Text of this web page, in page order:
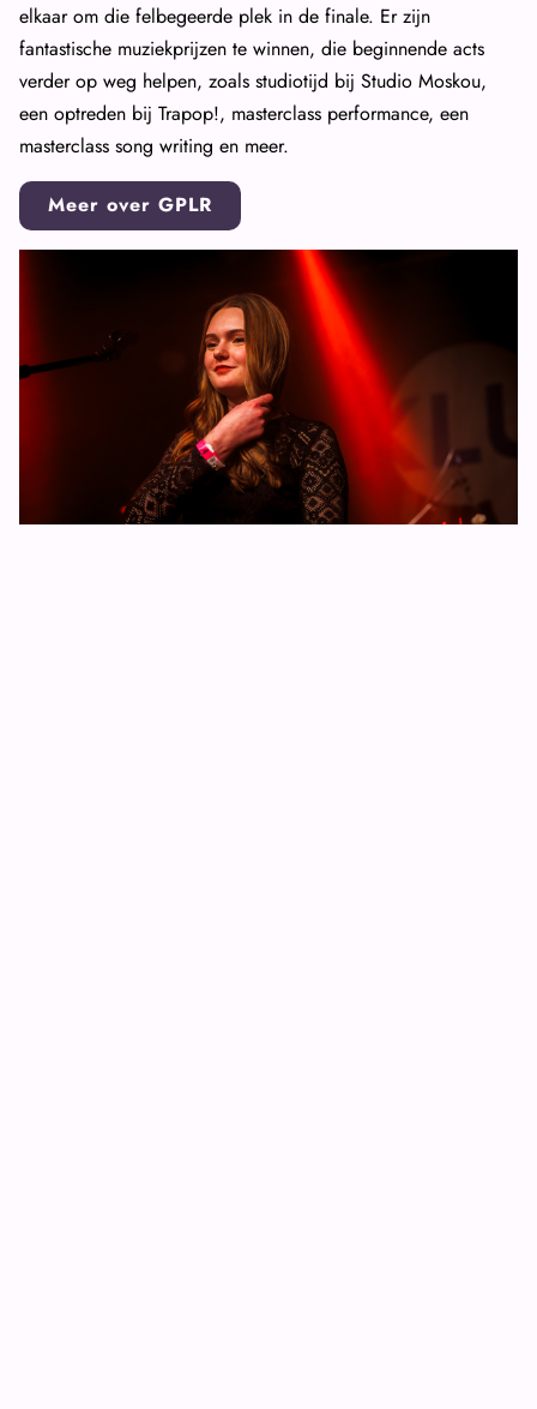
elkaar om die felbegeerde plek in de finale. Er zijn
fantastische muziekprijzen te winnen, die beginnende acts
verder op weg helpen, zoals studiotijd bij Studio Moskou,
een optreden bij Trapop!, masterclass performance, een
masterclass song writing en meer.
Meer over GPLR